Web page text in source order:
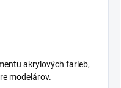
akrylových farieb,
modelárov.